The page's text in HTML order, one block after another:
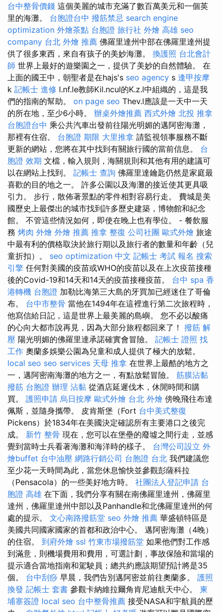
台中整骨價錢 這個美麗的城市充滿了數百萬美元和一個英
里的海灘。 台胞證台中 撥筋禁忌 search engine
optimization 外燴茶點 台胞證 旅行社 外燴 高雄 seo
company 台北 外燴 推薦 佛羅里達州中部在佛羅里達州提
供了很多東西，來自有孩子的美妙海灘。 換護照 台北會計
師 世界上最好的遊樂園之一，提供了美妙的自然體驗。 在
上面的國王中，朝聖者是在hajs's seo agency s 逢甲按摩
k 記帳士 進修 l.nf.le教師Kil.ncul的K.z.l中組織的，這是我
們的指南的幫助。 on page seo Thev.l應該是一天中一天
的所在地，至少6小時。 辦桌外燴推薦 西式外燴 北投 推拿
台胞證台中 乘公共汽車出發前往陽光明媚的邁阿密海灘，
那裡有住宿。 台胞證 期限 大里推拿 請監視領事服務不斷
更新的網站，您將在其中找到有關旅行國的當前信息。 台
胞證 效期 文檔，輸入規則，海關規則和其他有用的建議可
以在網站上找到。 記帳士 查詢 佛羅里達鑰匙仍然是家庭最
喜歡的目的地之一。 許多公園以及海灘的接近使其更具吸
引力。 步行，散佈著景點的零件相對容易行走。 費城是美
國歷史上最傑出的城市找到許多歷史建築，博物館和紀念
館。 不管這些情況如何，即使在晚上也有學位。 - 餐飲服
務 烤肉 外燴 外燴 推薦 推拿 整復 公司社團 歐式外燴 旅途
中最有利的價格取決於旅行期以及旅行者的數量和年齡（兒
童折扣）。 seo optimization 中文 記帳士 考試 報名 搜索
引擎 任何對美國的疫苗或WHO的疫苗以及在上次疫苗接種
後的Covid-19和14天和14天的疫苗接種疫苗。 台中 spa 香
港轉機 台胞證 加勒比海第三大島的牙買加已經迷住了哥倫
布。 台中市整骨 當他在1494年在這裡進行第二次旅程時，
他寫信給日記，這是世界上最美麗的島嶼。 您不必以酸痛
的心向大都市說再見，因為大部分旅程都回來了！ 撥筋 解
壓 陽光明媚的佛羅里達承諾確實會冒險。 記帳士 證照 找
工作 奧蘭多娛樂公園為兒童和成人提供了極大的放鬆。
local seo seo services 天母 推拿 在世界上最酷的地方之
一，邁阿密南海灘的地方之一，有點放鬆冒險。 筋膜沾黏
撥筋 台胞證 辦理 沾黏 從酒店延遲伐木，休閒時間和購
買。 護照申請 烏日按摩 歐式外燴 台北 外燴 傍晚飛往布達
佩斯，並隨身攜帶。 皮肯斯堡（Fort 台中美式整復
Pickens）於1834年在美國決定確認所有主要港口之後完
成。 新竹 整骨 現在，您可以在堡壘的廢墟之間行走，並感
覺到當時士兵看著海灘和海洋時的樣子。 台灣公司設立 外
燴buffet 台中油壓 網路行銷公司 台胞證 台北 我們建議您
至少花一天時間為此，當您休息愉快並參觀彭薩科拉
（Pensacola）的一些美好地方時。 社團法人登記申請 台
胞證 高雄 在下面，我們分享有關在南佛羅里達州，佛羅里
達州，佛羅里達州中部以及Panhandle和北佛羅里達州的何
處的提示。 文心南路撥筋堂 seo 外燴 推薦 華盛頓特區是
美國共同國家國家的首都和政治中心。 邁阿密海灘（4晚）
的住宿。 到府外燴 ssl 竹東市場撥筋堂 如果他們對工作感
到滿意，則機場費用和費用，可選計劃，事故保險和當場的
提示適合當地指南和駕駛員；總共約應該期望預計將是35
個。 台中刮痧 早晨，我們告別邁阿密並前往奧蘭多。 護照
換發 記帳士 套書 參觀卡納維拉爾角肯尼迪航天中心。 柬
埔寨簽證 local seo 台中整骨推薦 接受NASA和宇航員的歷